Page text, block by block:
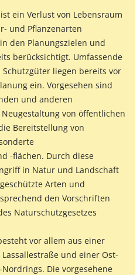
ein Verlust von Lebensraum
und Pflanzenarten
den Planungszielen und
berücksichtigt. Umfassende
liegen bereits vor
ein. Vorgesehen sind
und anderen
von öffentlichen
Bereitstellung von
-flächen. Durch diese
in Natur und Landschaft
Arten und
den Vorschriften
Naturschutzgesetzes
vor allem aus einer
und einer Ost-
Die vorgesehene